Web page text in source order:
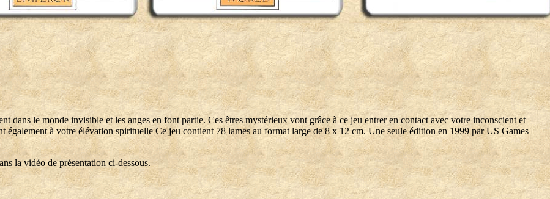
dans le monde invisible et les anges en font partie. Ces êtres mystérieux vont grâce à ce jeu entrer en contact avec votre inconscient et
également à votre élévation spirituelle Ce jeu contient 78 lames au format large de 8 x 12 cm.Une seule édition en 1999 par US Games
la vidéo de présentation ci-dessous.